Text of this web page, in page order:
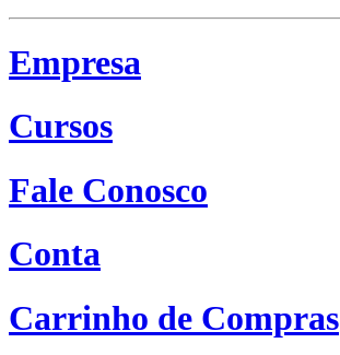
Empresa
Cursos
Fale Conosco
Conta
Carrinho de Compras